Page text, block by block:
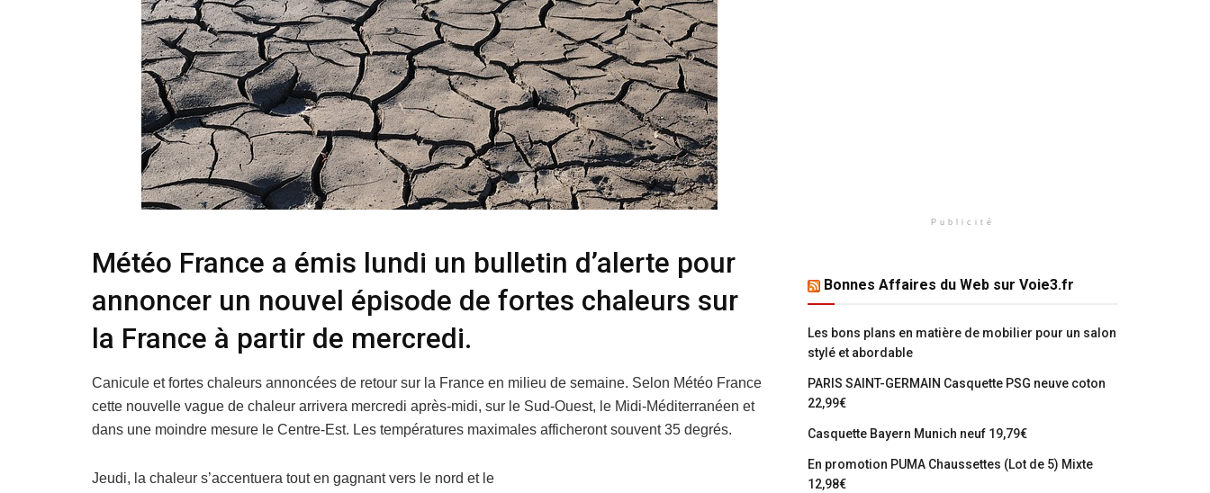
Météo France a émis lundi un bulletin d’alerte pour
annoncer un nouvel épisode de fortes chaleurs sur
la France à partir de mercredi.
Canicule et fortes chaleurs annoncées de retour sur la France en milieu de semaine. Selon Météo France
cette nouvelle vague de chaleur arrivera mercredi après-midi, sur le Sud-Ouest, le Midi-Méditerranéen et
dans une moindre mesure le Centre-Est. Les températures maximales afficheront souvent 35 degrés.
Jeudi, la chaleur s’accentuera tout en gagnant vers le nord et le
Publicité
Bonnes Affaires du Web sur Voie3.fr
Les bons plans en matière de mobilier pour un salon
stylé et abordable
PARIS SAINT-GERMAIN Casquette PSG neuve coton
22,99€
Casquette Bayern Munich neuf 19,79€
En promotion PUMA Chaussettes (Lot de 5) Mixte
12,98€